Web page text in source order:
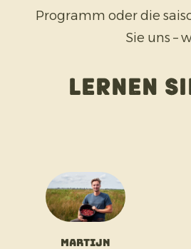
Programm oder die
Sie uns –
Lernen
Martijn